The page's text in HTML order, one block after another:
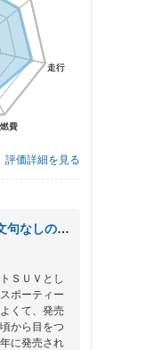
走行
燃費
走行
燃費
評価詳細を見る
デザインも収納力も文句なしの新型コンパクトカー
ＳＵＶとし
ポーティー
くて、発売
から目をつ
に発売され